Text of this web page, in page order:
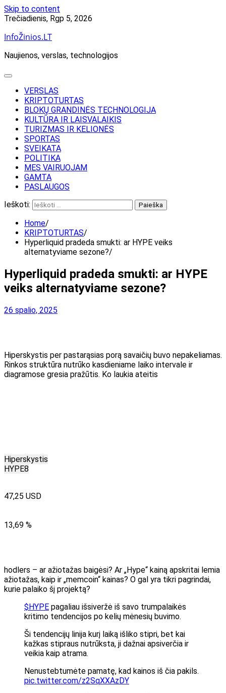
Skip to content
Trečiadienis, Rgp 5, 2026
InfoŽinios.LT
Naujienos, verslas, technologijos
VERSLAS
KRIPTOTURTAS
BLOKŲ GRANDINĖS TECHNOLOGIJA
KULTŪRA IR LAISVALAIKIS
TURIZMAS IR KELIONĖS
SPORTAS
SVEIKATA
POLITIKA
MES VAIRUOJAM
GAMTA
PASLAUGOS
Ieškoti:
Home
KRIPTOTURTAS
Hyperliquid pradeda smukti: ar HYPE veiks
alternatyviame sezone?
Hyperliquid pradeda smukti: ar HYPE
veiks alternatyviame sezone?
26 spalio, 2025
Hiperskystis per pastarąsias porą savaičių buvo nepakeliamas.
Rinkos struktūra nutrūko kasdieniame laiko intervale ir
diagramose gresia pražūtis. Ko laukia ateitis
Hiperskystis
HYPE8
47,25 USD
13,69 %
hodlers – ar ažiotažas baigėsi? Ar „Hype“ kainą apskritai lemia
ažiotažas, kaip ir „memcoin“ kainas? O gal yra tikri pagrindai,
kurie palaiko šį projektą?
$HYPE pagaliau išsiveržė iš savo trumpalaikės
kritimo tendencijos po kelių mėnesių buvimo.
Ši tendencijų linija kurį laiką išliko stipri, bet kai
kažkas stipraus nutrūksta, ji dažnai apsiverčia ir
veikia kaip atrama.
Nenustebtumėte pamatę, kad kainos iš čia pakils.
pic.twitter.com/z2SqXXAzDY